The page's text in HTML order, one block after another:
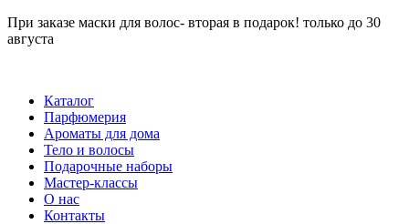
При заказе маски для волос- вторая в подарок! только до 30
августа
Каталог
Парфюмерия
Ароматы для дома
Тело и волосы
Подарочные наборы
Мастер-классы
О нас
Контакты